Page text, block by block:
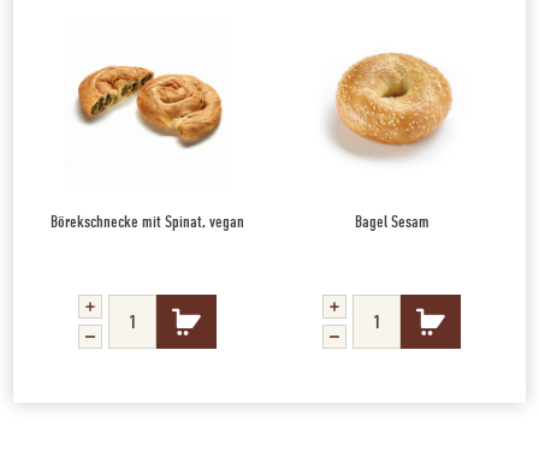
Börekschnecke mit Spinat, vegan Bagel Sesam